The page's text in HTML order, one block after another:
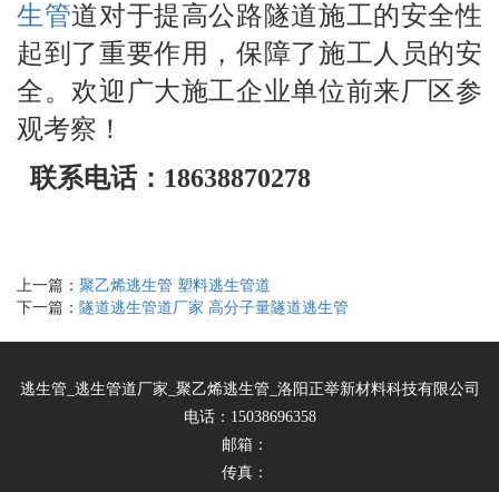
生管道对于提高公路隧道施工的安全性
起到了重要作用，保障了施工人员的安
全。欢迎广大施工企业单位前来厂区参
观考察！
联系电话：18638870278
上一篇： 聚乙烯逃生管 塑料逃生管道
下一篇： 隧道逃生管道厂家 高分子量隧道逃生管
逃生管_逃生管道厂家_聚乙烯逃生管_洛阳正举新材料科技有限公司
电话：15038696358
邮箱：
传真：